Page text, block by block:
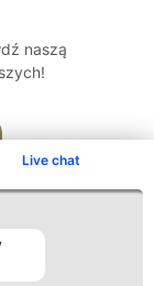
Live chat
naszą